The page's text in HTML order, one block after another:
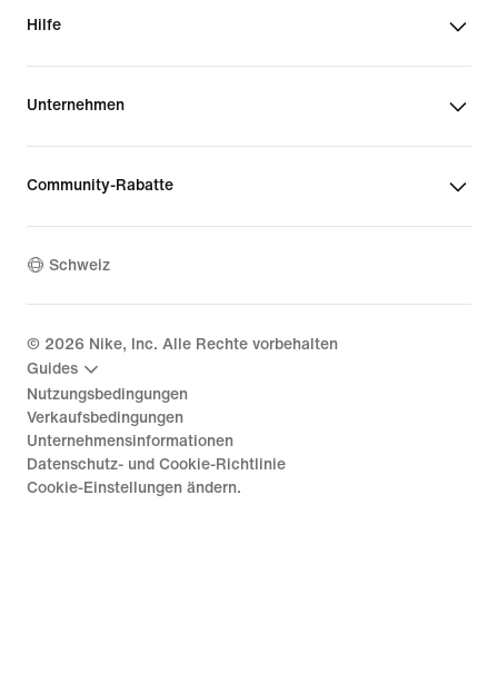
Hilfe
Unternehmen
Community-Rabatte
Schweiz
© 2026 Nike, Inc. Alle Rechte vorbehalten
Guides
Nutzungsbedingungen
Verkaufsbedingungen
Unternehmensinformationen
Datenschutz- und Cookie-Richtlinie
Cookie-Einstellungen ändern.